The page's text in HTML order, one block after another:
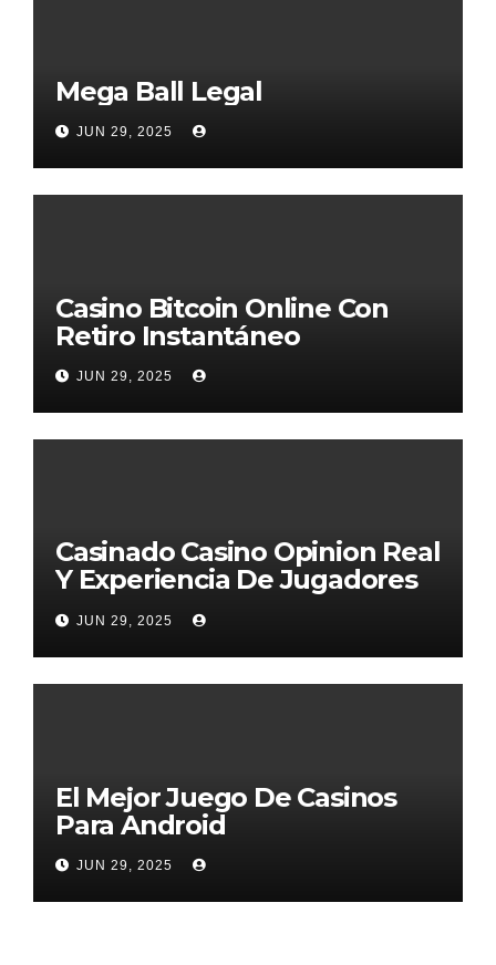
Mega Ball Legal
JUN 29, 2025
Casino Bitcoin Online Con
Retiro Instantáneo
JUN 29, 2025
Casinado Casino Opinion Real
Y Experiencia De Jugadores
2026
JUN 29, 2025
El Mejor Juego De Casinos
Para Android
JUN 29, 2025